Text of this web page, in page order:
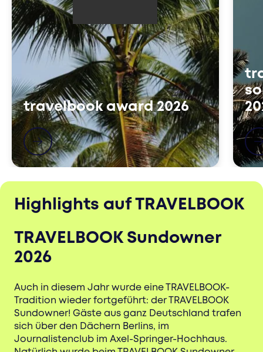
travelbook award 2026
Highlights auf TRAVELBOOK
TRAVELBOOK Sundowner
2026
Auch in diesem Jahr wurde eine TRAVELBOOK-
Tradition wieder fortgeführt: der TRAVELBOOK
Sundowner! Gäste aus ganz Deutschland trafen
sich über den Dächern Berlins, im
Journalistenclub im Axel-Springer-Hochhaus.